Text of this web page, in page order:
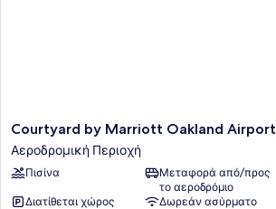
Courtyard
by
Marriott
Oakland
Courtyard by Marriott Oakland Airport
Αεροδρομική Περιοχή
Πισίνα
Μεταφορά από/προς
το αεροδρόμιο
Διατίθεται χώρος
Δωρεάν ασύρματο